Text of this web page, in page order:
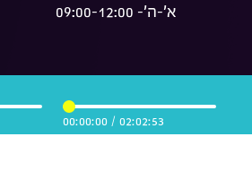
א'-ה'- 09:00-12:00
02:02:53
/
00:00:00